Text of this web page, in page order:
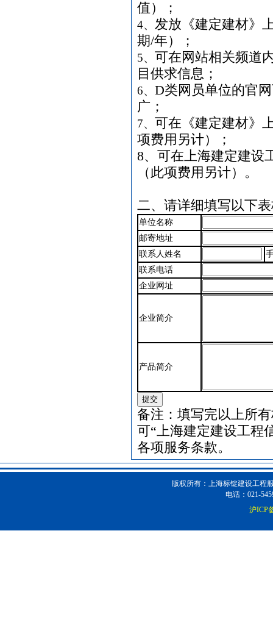
值）；
4、 发放《建定建材》
期/年）；
5、 可在网站相关频道
目供求信息；
6、 D类网员单位的官
广；
7、 可在《建定建材》
项费用另计）；
8、可在上海建定建设
（此项费用另计）。
二、请详细填写以下
单位名称
邮寄地址
联系人姓名
联系电话
企业 网址
企业简介
产品简介
备注：填写完以上所
可“上海建定建设工程
各项服务条款。
版权所有：上海标锭建设工程
电话：021-
沪ICP